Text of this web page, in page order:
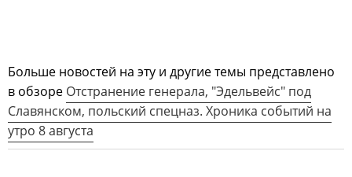
Больше новостей на эту и другие темы представлено
в обзоре Отстранение генерала, "Эдельвейс" под
Славянском, польский спецназ. Хроника событий на
утро 8 августа